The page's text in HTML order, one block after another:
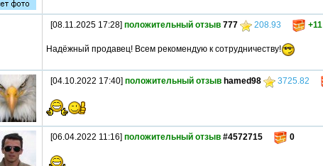
[08.11.2025 17:28] положительный отзыв 777 208.93 +11
Надёжный продавец! Всем рекомендую к сотрудничеству!
[04.10.2022 17:40] положительный отзыв hamed98 3725.82
[06.04.2022 11:16] положительный отзыв #4572715 0